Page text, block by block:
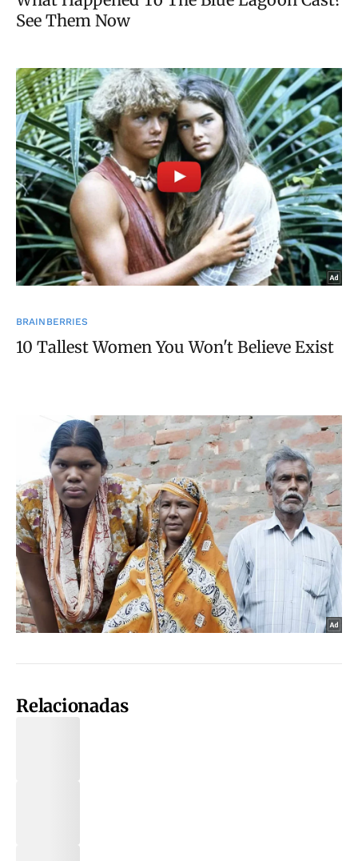
Relacionadas